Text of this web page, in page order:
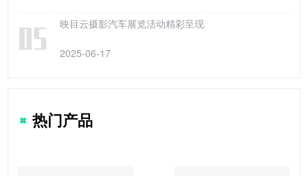
映目云摄影汽车展览活动精彩呈现
2025-06-17
热门产品